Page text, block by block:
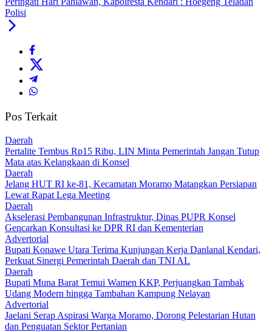
Polisi
Pos Terkait
Daerah
‎Pertalite Tembus Rp15 Ribu, LIN Minta Pemerintah Jangan Tutup
Mata atas Kelangkaan di Konsel
Daerah
‎Jelang HUT RI ke-81, Kecamatan Moramo Matangkan Persiapan
Lewat Rapat Lega Meeting
Daerah
Akselerasi Pembangunan Infrastruktur, Dinas PUPR Konsel
Gencarkan Konsultasi ke DPR RI dan Kementerian
Advertorial
Bupati Konawe Utara Terima Kunjungan Kerja Danlanal Kendari,
Perkuat Sinergi Pemerintah Daerah dan TNI AL
Daerah
‎Bupati Muna Barat Temui Wamen KKP, Perjuangkan Tambak
Udang Modern hingga Tambahan Kampung Nelayan
Advertorial
Jaelani Serap Aspirasi Warga Moramo, Dorong Pelestarian Hutan
dan Penguatan Sektor Pertanian